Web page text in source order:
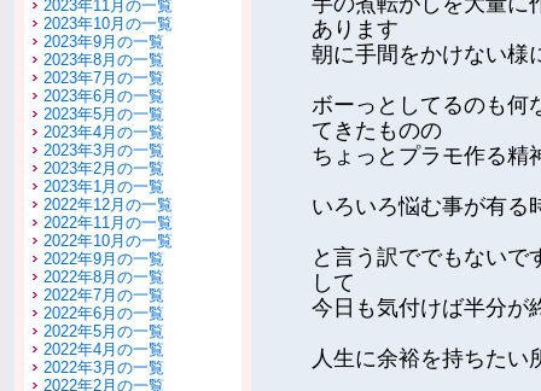
2023年11月の一覧
2023年10月の一覧
2023年9月の一覧
2023年8月の一覧
2023年7月の一覧
2023年6月の一覧
2023年5月の一覧
2023年4月の一覧
2023年3月の一覧
2023年2月の一覧
2023年1月の一覧
2022年12月の一覧
2022年11月の一覧
2022年10月の一覧
2022年9月の一覧
2022年8月の一覧
2022年7月の一覧
2022年6月の一覧
2022年5月の一覧
2022年4月の一覧
2022年3月の一覧
2022年2月の一覧
あります
朝に手間をかけない様
ボーっとしてるのも何
てきたものの
ちょっとプラモ作る精
いろいろ悩む事が有る
と言う訳ででもないで
して
今日も気付けば半分が
人生に余裕を持ちたい